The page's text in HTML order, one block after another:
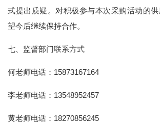
式提出质疑。对积极参与本次采购活动的
望今后继续保持合作。
七、监督部门联系方式
何老师电话：15873167164
李老师电话：13548952457
黄老师电话：18270856245